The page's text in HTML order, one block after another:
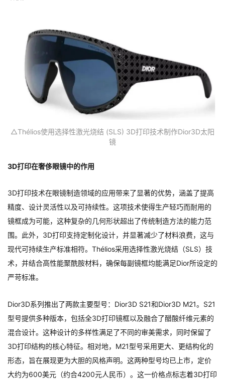
△Thélios使用选择性激光烧结 (SLS) 3D打印技术制作Dior3D太阳
镜
3D打印在奢侈眼镜中的作用
3D打印技术在眼镜制造领域的应用带来了显著的优势，涵盖了提高
精度、设计灵活性以及可持续性。这项技术使得生产轻巧而耐用的
镜框成为可能，这种复杂的几何形状超出了传统制造方法的能力范
围。此外，3D打印支持定制化设计，并显著减少了材料浪费，这与
现代可持续生产标准相符。Thélios采用选择性激光烧结（SLS）技
术，并结合高性能聚酰胺材料，确保每副镜框均能满足Dior所设定的
严苛标准。
Dior3D系列推出了两款主要型号：Dior3D S21和Dior3D M21。S21
型号提供多种版本，包括全3D打印镜框以及融合了醋酸纤维元素的
混合设计。这种设计的多样性满足了不同的审美需求，同时保留了
3D打印结构的核心特征。相对地，M21型号采用更大、更结构化的
形态，旨在展现更为大胆的风格声明。这两种型号均已上市，定价
大约为600美元（约合4200元人民币）。这一价格点标志着3D打印